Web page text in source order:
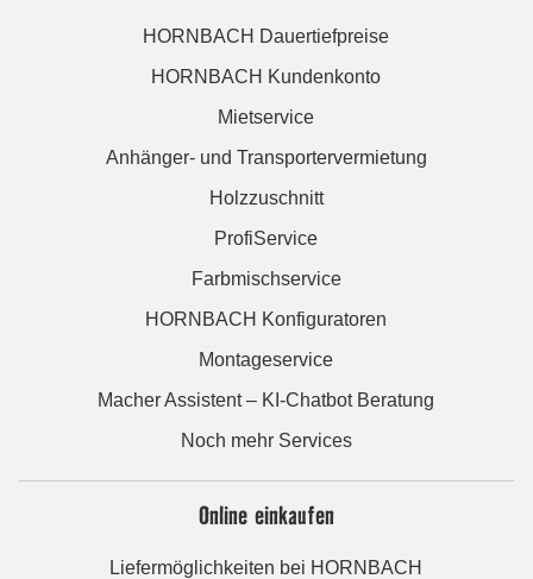
HORNBACH Dauertiefpreise
HORNBACH Kundenkonto
Mietservice
Anhänger- und Transportervermietung
Holzzuschnitt
ProfiService
Farbmischservice
HORNBACH Konfiguratoren
Montageservice
Macher Assistent – KI-Chatbot Beratung
Noch mehr Services
Online einkaufen
Liefermöglichkeiten bei HORNBACH